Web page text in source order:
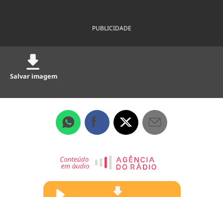
PUBLICIDADE
Salvar imagem